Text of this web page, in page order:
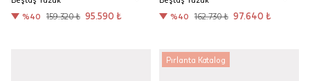
%40
159.320 ₺ 95.590 ₺
%40
162.730 ₺ 97.640 ₺
Pırlanta Katalog